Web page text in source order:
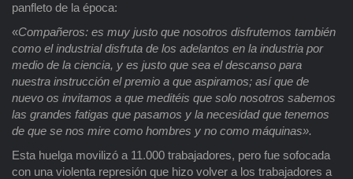
panfleto de la época:
«Compañeros: es muy justo que nosotros disfrutemos también
como el industrial disfruta de los adelantos en la industria por
medio de la ciencia, y es justo que sea el descanso para
nuestra instrucción el premio a que aspiramos; así que de
nuevo os invitamos a que meditéis que solo nosotros sabemos
las grandes fatigas que pasamos y la necesidad que tenemos
de que se nos mire como hombres y no como máquinas».
Esta huelga movilizó a 11.000 trabajadores, pero fue sofocada
con una violenta represión que hizo volver a los trabajadores a